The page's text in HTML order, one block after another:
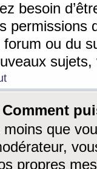
besoin
permissions
forum ou du
Comment
moins que
propres